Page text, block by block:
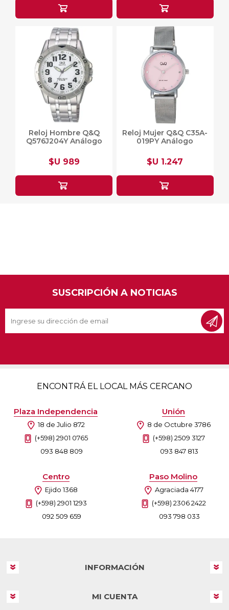
Reloj Hombre Q&Q
Q576J204Y Análogo
$U 989
Reloj Mujer Q&Q C35A-
019PY Análogo
$U 1.247
SUSCRIPCIÓN A NOTICIAS
ENCONTRÁ EL LOCAL MÁS CERCANO
Plaza Independencia
18 de Julio 872
(+598) 2901 0765
093 848 809
Unión
8 de Octubre 3786
(+598) 2509 3127
093 847 813
Centro
Ejido 1368
(+598) 2901 1293
092 509 659
Paso Molino
Agraciada 4177
(+598) 2306 2422
093 798 033
INFORMACIÓN
MI CUENTA